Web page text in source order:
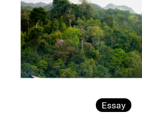
Essay